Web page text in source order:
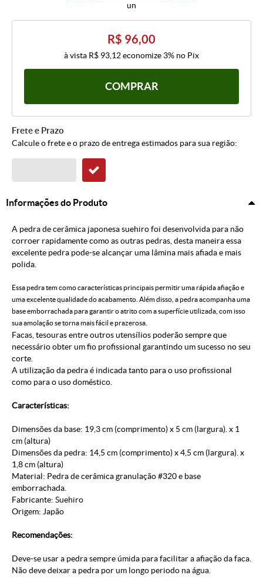
un
R$ 96,00
à vista R$ 93,12economize 3% no Pix
COMPRAR
Frete e Prazo
Calcule o frete e o prazo de entrega estimados para sua região:
Informações do Produto
A pedra de cerâmica japonesa suehiro foi desenvolvida para não
corroer rapidamente como as outras pedras, desta maneira essa
excelente pedra pode-se alcançar uma lâmina mais afiada e mais
polida.
Essa pedra tem como características principais permitir uma rápida afiação e
uma excelente qualidade do acabamento. Além disso, a pedra acompanha uma
base emborrachada para garantir o atrito com a superfície utilizada, com isso
sua amolação se torna mais fácil e prazerosa.
Facas, tesouras entre outros utensílios poderão sempre que
necessário obter um fio profissional garantindo um sucesso no seu
corte.
A utilização da pedra é indicada tanto para o uso profissional
como para o uso doméstico.
Características:
Dimensões da base: 19,3 cm (comprimento) x 5 cm (largura). x 1
cm (altura)
Dimensões da pedra: 14,5 cm (comprimento) x 4,5 cm (largura). x
1,8 cm (altura)
Material: Pedra de cerâmica granulação #320 e base
emborrachada.
Fabricante: Suehiro
Origem: Japão
Recomendações:
Deve-se usar a pedra sempre úmida para facilitar a afiação da faca.
Não deve deixar a pedra por um longo periodo na água.